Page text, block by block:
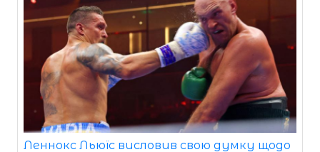
Леннокс Льюїс висловив свою думку щодо